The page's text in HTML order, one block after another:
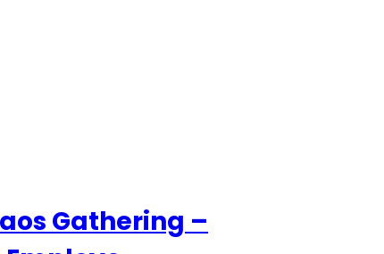
Gathering –